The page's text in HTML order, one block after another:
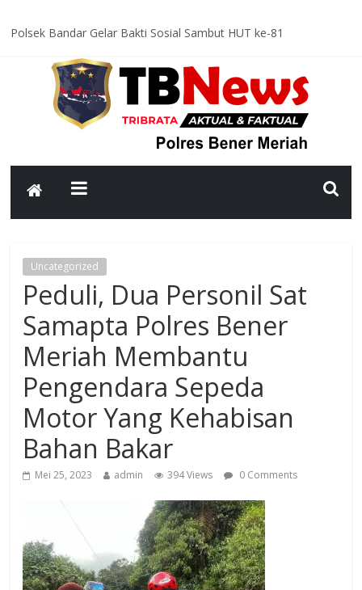
Polsek Bandar Gelar Bakti Sosial Sambut HUT ke-81
Satlantas Polres Bener Meriah Intensifkan Patroli Malam, Cegah
Balap Liar dan Tekan Angka Kecelakaan
Asah Kemampuan Personel, Polres Bener Meriah Gelar Latihan
Dalmas Tingkatkan Kesiapsiagaan Hadapi Gangguan Kamtibmas
Patroli Malam Polsek Wih Pesam Intensifkan Antisipasi
Ajak Warga Tingkatkan Kewaspadaan dan Jaga Kamtibmas
Uncategorized
Peduli, Dua Personil Sat
Samapta Polres Bener
Meriah Membantu
Pengendara Sepeda
Motor Yang Kehabisan
Bahan Bakar
Mei 25, 2023 admin 394 Views 0 Comments